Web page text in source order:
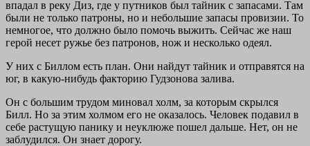
впадал в реку Диз, где у путников был тайник с запасами. Там
были не только патроны, но и небольшие запасы провизии. То
немногое, что должно было помочь выжить. Сейчас же наш
герой несет ружье без патронов, нож и несколько одеял.
У них с Биллом есть план. Они найдут тайник и отправятся на
юг, в какую-нибудь факторию Гудзонова залива.
Он с большим трудом миновал холм, за которым скрылся
Билл. Но за этим холмом его не оказалось. Человек подавил в
себе растущую панику и неуклюже пошел дальше. Нет, он не
заблудился. Он знает дорогу.